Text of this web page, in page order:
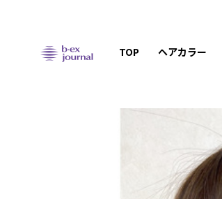
TOP ヘアカラー